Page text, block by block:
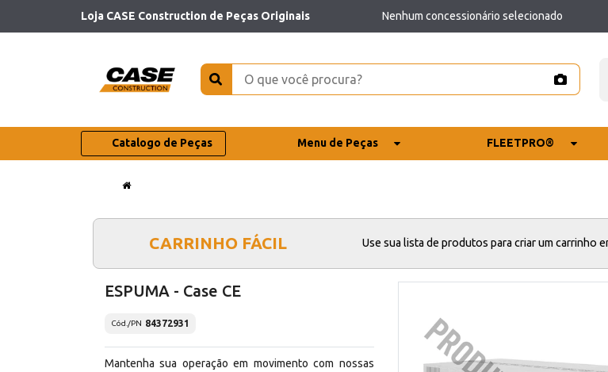
Loja CASE Construction de Peças Originais Nenhum concessionário selecionado
Catalogo de Peças Menu de Peças FLEETPRO®
CARRINHO FÁCIL Use sua lista de produtos para criar um carrinho
ESPUMA - Case CE
Cód./PN 84372931
Mantenha sua operação em movimento com nossas